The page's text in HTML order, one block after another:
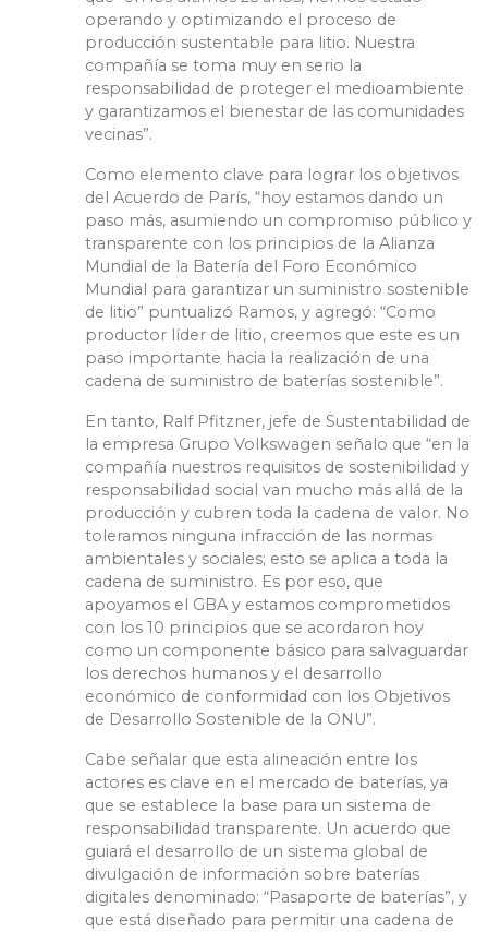
operando y optimizando el proceso de
producción sustentable para litio. Nuestra
compañía se toma muy en serio la
responsabilidad de proteger el medioambiente
y garantizamos el bienestar de las comunidades
vecinas”.
Como elemento clave para lograr los objetivos
del Acuerdo de París, “hoy estamos dando un
paso más, asumiendo un compromiso público y
transparente con los principios de la Alianza
Mundial de la Batería del Foro Económico
Mundial para garantizar un suministro sostenible
de litio” puntualizó Ramos, y agregó: “Como
productor líder de litio, creemos que este es un
paso importante hacia la realización de una
cadena de suministro de baterías sostenible”.
En tanto, Ralf Pfitzner, jefe de Sustentabilidad de
la empresa Grupo Volkswagen señalo que “en la
compañía nuestros requisitos de sostenibilidad y
responsabilidad social van mucho más allá de la
producción y cubren toda la cadena de valor. No
toleramos ninguna infracción de las normas
ambientales y sociales; esto se aplica a toda la
cadena de suministro. Es por eso, que
apoyamos el GBA y estamos comprometidos
con los 10 principios que se acordaron hoy
como un componente básico para salvaguardar
los derechos humanos y el desarrollo
económico de conformidad con los Objetivos
de Desarrollo Sostenible de la ONU”.
Cabe señalar que esta alineación entre los
actores es clave en el mercado de baterías, ya
que se establece la base para un sistema de
responsabilidad transparente. Un acuerdo que
guiará el desarrollo de un sistema global de
divulgación de información sobre baterías
digitales denominado: “Pasaporte de baterías”, y
que está diseñado para permitir una cadena de